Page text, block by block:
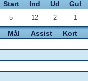
Start Ind Ud Gul
5 12 2 1
Mål Assist Kort